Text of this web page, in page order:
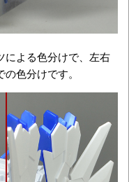
による色分けで、左右
色分けです。